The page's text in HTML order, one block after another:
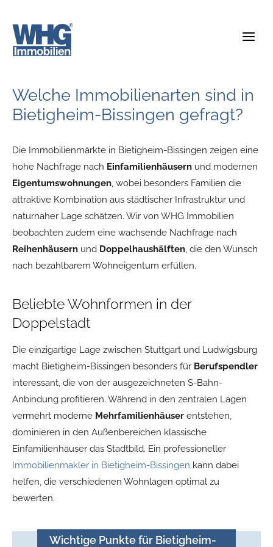
Inhalt
springen
Welche Immobilienarten sind in
Bietigheim-Bissingen gefragt?
Die Immobilienmärkte in Bietigheim-Bissingen zeigen eine
hohe Nachfrage nach Einfamilienhäusern und modernen
Eigentumswohnungen, wobei besonders Familien die
attraktive Kombination aus städtischer Infrastruktur und
naturnaher Lage schätzen. Wir von WHG Immobilien
beobachten zudem eine wachsende Nachfrage nach
Reihenhäusern und Doppelhaushälften, die den Wunsch
nach bezahlbarem Wohneigentum erfüllen.
Beliebte Wohnformen in der
Doppelstadt
Die einzigartige Lage zwischen Stuttgart und Ludwigsburg
macht Bietigheim-Bissingen besonders für Berufspendler
interessant, die von der ausgezeichneten S-Bahn-
Anbindung profitieren. Während in den zentralen Lagen
vermehrt moderne Mehrfamilienhäuser entstehen,
dominieren in den Außenbereichen klassische
Einfamilienhäuser das Stadtbild. Ein professioneller
Immobilienmakler in Bietigheim-Bissingen kann dabei
helfen, die verschiedenen Wohnlagen optimal zu
bewerten.
Wichtige Punkte für Bietigheim-